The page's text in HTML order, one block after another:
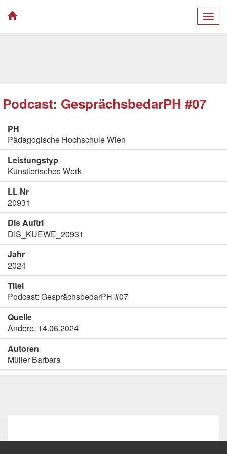
Podcast: GesprächsbedarPH #07
PH
Pädagogische Hochschule Wien
Leistungstyp
Künstlerisches Werk
LL Nr
20931
Dis Auftri
DIS_KUEWE_20931
Jahr
2024
Titel
Podcast: GesprächsbedarPH #07
Quelle
Andere, 14.06.2024
Autoren
Müller Barbara